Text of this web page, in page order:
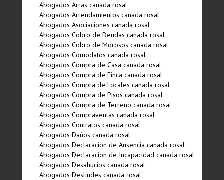
Abogados Arras canada rosal
Abogados Arrendamientos canada rosal
Abogados Asociaciones canada rosal
Abogados Cobro de Deudas canada rosal
Abogados Cobro de Morosos canada rosal
Abogados Comodatos canada rosal
Abogados Compra de Casa canada rosal
Abogados Compra de Finca canada rosal
Abogados Compra de Locales canada rosal
Abogados Compra de Pisos canada rosal
Abogados Compra de Terreno canada rosal
Abogados Compraventas canada rosal
Abogados Contratos canada rosal
Abogados Daños canada rosal
Abogados Declaracion de Ausencia canada rosal
Abogados Declaracion de Incapacidad canada rosal
Abogados Desahucios canada rosal
Abogados Deslindes canada rosal